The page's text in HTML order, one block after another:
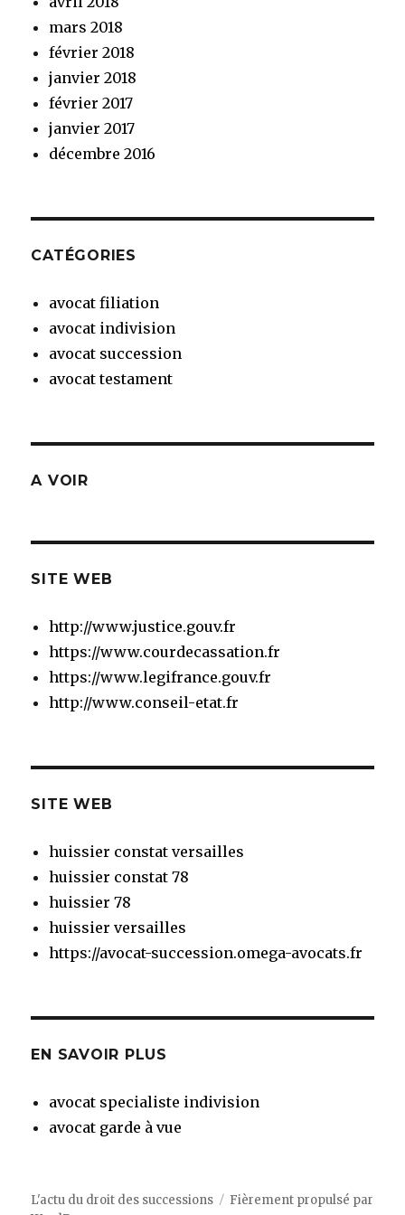
mars 2018
février 2018
janvier 2018
février 2017
janvier 2017
décembre 2016
CATÉGORIES
avocat filiation
avocat indivision
avocat succession
avocat testament
A VOIR
SITE WEB
http://www.justice.gouv.fr
https://www.courdecassation.fr
https://www.legifrance.gouv.fr
http://www.conseil-etat.fr
SITE WEB
huissier constat versailles
huissier constat 78
huissier 78
huissier versailles
https://avocat-succession.omega-avocats.fr
EN SAVOIR PLUS
avocat specialiste indivision
avocat garde à vue
L'actu du droit des successions
Fièrement propulsé par